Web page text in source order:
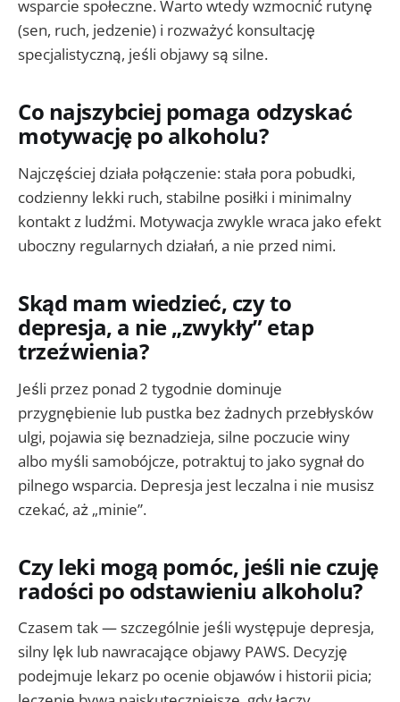
wsparcie społeczne. Warto wtedy wzmocnić rutynę
(sen, ruch, jedzenie) i rozważyć konsultację
specjalistyczną, jeśli objawy są silne.
Co najszybciej pomaga odzyskać
motywację po alkoholu?
Najczęściej działa połączenie: stała pora pobudki,
codzienny lekki ruch, stabilne posiłki i minimalny
kontakt z ludźmi. Motywacja zwykle wraca jako efekt
uboczny regularnych działań, a nie przed nimi.
Skąd mam wiedzieć, czy to
depresja, a nie „zwykły” etap
trzeźwienia?
Jeśli przez ponad 2 tygodnie dominuje
przygnębienie lub pustka bez żadnych przebłysków
ulgi, pojawia się beznadzieja, silne poczucie winy
albo myśli samobójcze, potraktuj to jako sygnał do
pilnego wsparcia. Depresja jest leczalna i nie musisz
czekać, aż „minie”.
Czy leki mogą pomóc, jeśli nie czuję
radości po odstawieniu alkoholu?
Czasem tak — szczególnie jeśli występuje depresja,
silny lęk lub nawracające objawy PAWS. Decyzję
podejmuje lekarz po ocenie objawów i historii picia;